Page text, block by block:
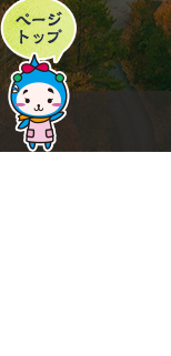
ペ
ー
ジ